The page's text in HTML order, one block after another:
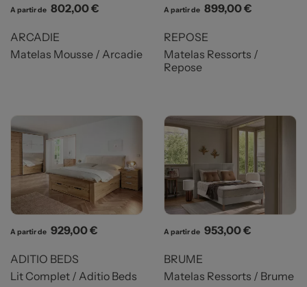
A partir de Prix
802,00 €
ARCADIE
Matelas Mousse / Arcadie
A partir de Prix
899,00 €
REPOSE
Matelas Ressorts /
Repose
A partir de Prix
929,00 €
ADITIO BEDS
Lit Complet / Aditio Beds
A partir de Prix
953,00 €
BRUME
Matelas Ressorts / Brume